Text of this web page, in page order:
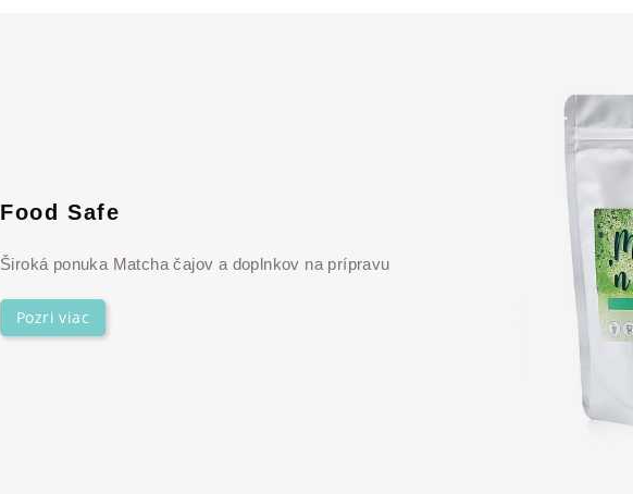
Food Safe
Široká ponuka Matcha čajov a doplnkov na prípravu
Pozri viac